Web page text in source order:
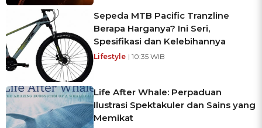
Sepeda MTB Pacific Tranzline
Berapa Harganya? Ini Seri,
Spesifikasi dan Kelebihannya
Lifestyle | 10:35 WIB
Life After Whale: Perpaduan
Ilustrasi Spektakuler dan Sains yang
Memikat